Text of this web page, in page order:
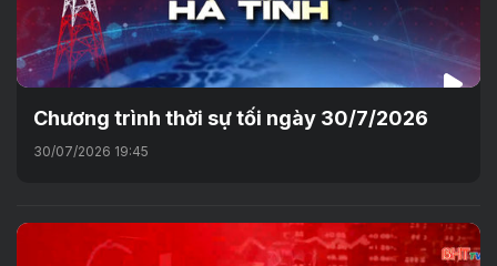
Chương trình thời sự tối ngày 30/7/2026
30/07/2026 19:45